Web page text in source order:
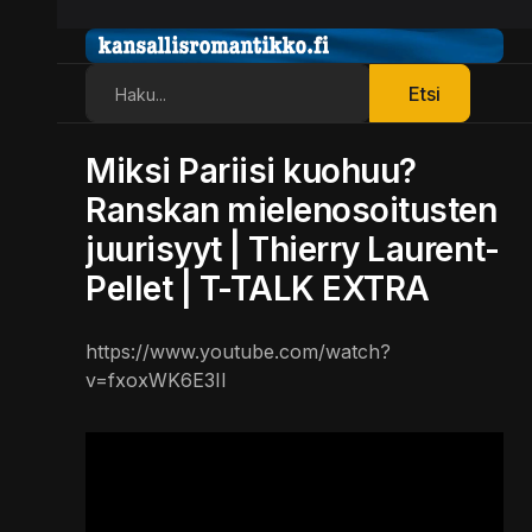
Etsi
Miksi Pariisi kuohuu?
Ranskan mielenosoitusten
juurisyyt | Thierry Laurent-
Pellet | T-TALK EXTRA
https://www.youtube.com/watch?
v=fxoxWK6E3II